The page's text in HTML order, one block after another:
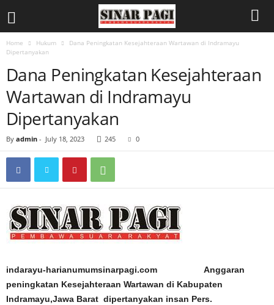
Home Hukum
Dana Peningkatan Kesejahteraan Wartawan di Indramayu
Dipertanyakan
Dana Peningkatan Kesejahteraan
Wartawan di Indramayu
Dipertanyakan
By admin - July 18, 2023 245 0
indarayu-harianumumsinarpagi.com Anggaran
peningkatan Kesejahteraan Wartawan di Kabupaten
Indramayu,Jawa Barat dipertanyakan insan Pers.